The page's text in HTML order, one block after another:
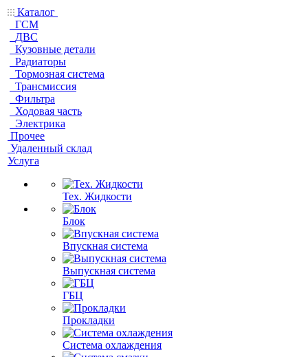
Каталог
ГСМ
ДВС
Кузовные детали
Радиаторы
Тормозная система
Трансмиссия
Фильтра
Ходовая часть
Электрика
Прочее
Удаленный склад
Услуга
Тех. Жидкости
Блок
Впускная система
Выпускная система
ГБЦ
Прокладки
Система охлаждения